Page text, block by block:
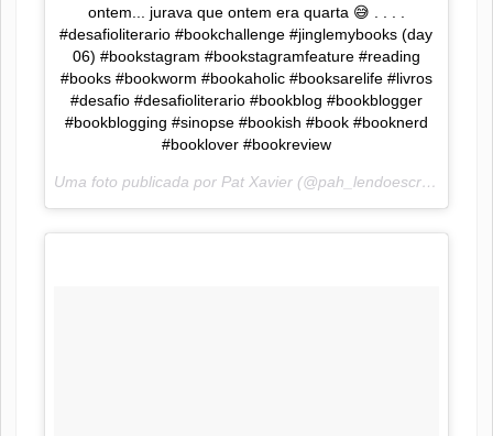
ontem... jurava que ontem era quarta 😅 . . . .
#desafioliterario #bookchallenge #jinglemybooks (day
06) #bookstagram #bookstagramfeature #reading
#books #bookworm #bookaholic #booksarelife #livros
#desafio #desafioliterario #bookblog #bookblogger
#bookblogging #sinopse #bookish #book #booknerd
#booklover #bookreview
Uma foto publicada por Pat Xavier (@pah_lendoescrevendo) em